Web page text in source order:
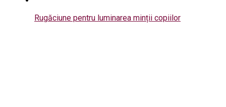
Rugăciune pentru luminarea minții copiilor